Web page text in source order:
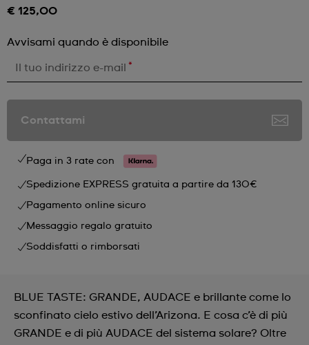
€ 125,00
Avvisami quando è disponibile
Il tuo indirizzo e-mail *
Contattami
Paga in 3 rate con
Spedizione EXPRESS gratuita a partire da 130€
Pagamento online sicuro
Messaggio regalo gratuito
Soddisfatti o rimborsati
BLUE TASTE: GRANDE, AUDACE e brillante come lo
sconfinato cielo estivo dell’Arizona. E cosa c’è di più
GRANDE e di più AUDACE del sistema solare? Oltre